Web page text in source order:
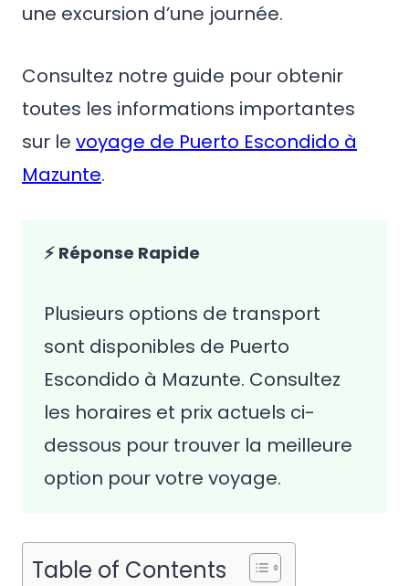
une excursion d’une journée.
Consultez notre guide pour obtenir
toutes les informations importantes
sur le voyage de Puerto Escondido à
Mazunte.
⚡ Réponse Rapide
Plusieurs options de transport
sont disponibles de Puerto
Escondido à Mazunte. Consultez
les horaires et prix actuels ci-
dessous pour trouver la meilleure
option pour votre voyage.
Table of Contents